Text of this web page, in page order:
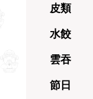
皮類
水餃
雲吞
節日